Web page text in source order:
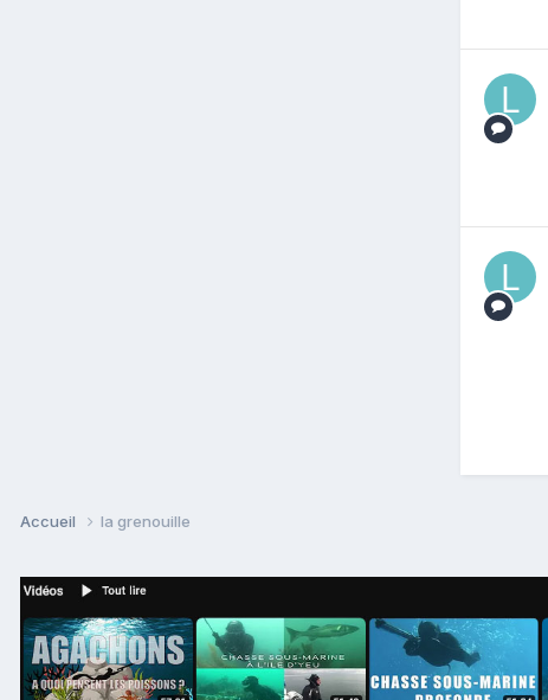
Accueil la grenouille